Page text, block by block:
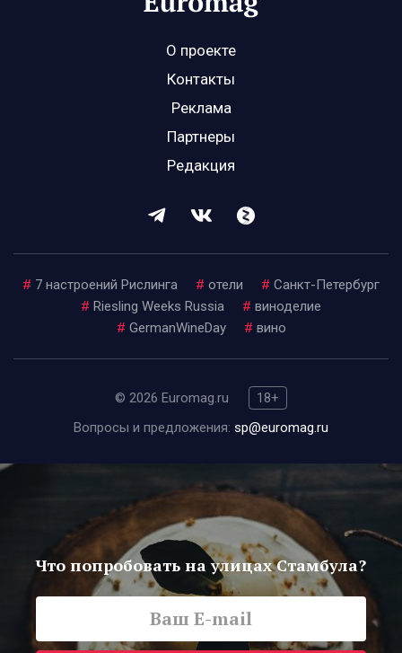
О проекте
Контакты
Реклама
Партнеры
Редакция
# 7 настроений Рислинга # отели # Санкт-Петербург
# Riesling Weeks Russia # виноделие
# GermanWineDay # вино
© 2026 Euromag.ru
18+
Вопросы и предложения: sp@euromag.ru
Что попробовать на улицах Стамбула?